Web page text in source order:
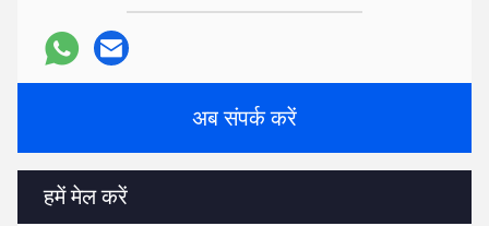
अब संपर्क करें
हमें मेल करें